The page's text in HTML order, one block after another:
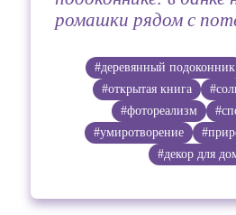
ромашки рядом с
#деревянный подоконник
#открытая книга
#фотореализм
#умиротворение
#декор для